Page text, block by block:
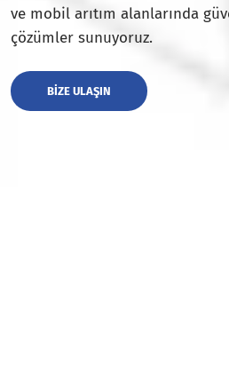
ve mobil arıtım alanlarında
çözümler sunuyoruz.
BIZE ULAŞIN